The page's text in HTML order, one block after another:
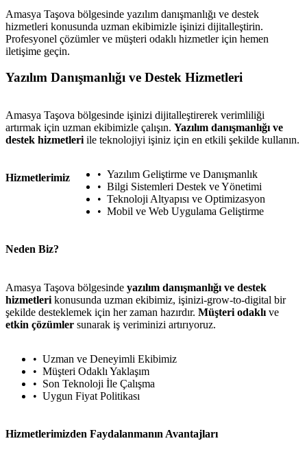
Amasya Taşova bölgesinde yazılım danışmanlığı ve destek
hizmetleri konusunda uzman ekibimizle işinizi dijitalleştirin.
Profesyonel çözümler ve müşteri odaklı hizmetler için hemen
iletişime geçin.
Yazılım Danışmanlığı ve Destek Hizmetleri
Amasya Taşova bölgesinde işinizi dijitalleştirerek verimliliği
artırmak için uzman ekibimizle çalışın. Yazılım danışmanlığı ve
destek hizmetleri ile teknolojiyi işiniz için en etkili şekilde kullanın.
Hizmetlerimiz
Yazılım Geliştirme ve Danışmanlık
Bilgi Sistemleri Destek ve Yönetimi
Teknoloji Altyapısı ve Optimizasyon
Mobil ve Web Uygulama Geliştirme
Neden Biz?
Amasya Taşova bölgesinde yazılım danışmanlığı ve destek
hizmetleri konusunda uzman ekibimiz, işinizi-grow-to-digital bir
şekilde desteklemek için her zaman hazırdır. Müşteri odaklı ve
etkin çözümler sunarak iş veriminizi artırıyoruz.
Uzman ve Deneyimli Ekibimiz
Müşteri Odaklı Yaklaşım
Son Teknoloji İle Çalışma
Uygun Fiyat Politikası
Hizmetlerimizden Faydalanmanın Avantajları